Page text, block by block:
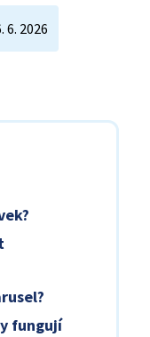
6. 2026
fungují